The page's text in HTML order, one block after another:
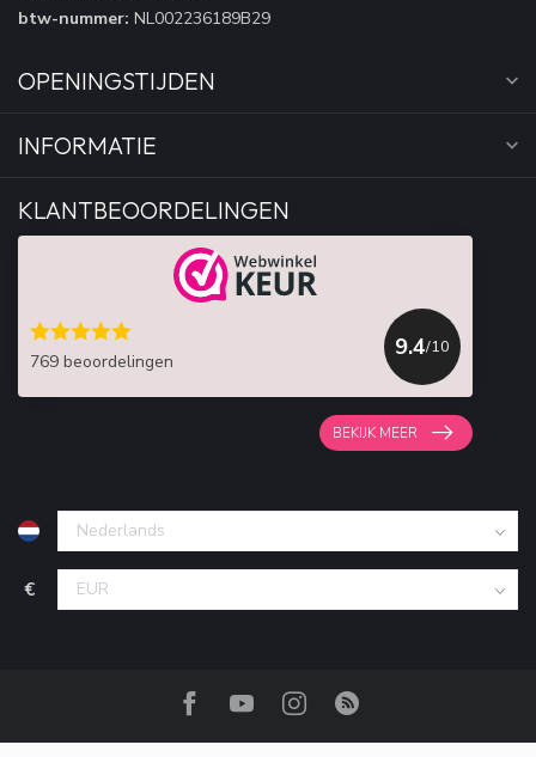
btw-nummer: NL002236189B29
OPENINGSTIJDEN
INFORMATIE
KLANTBEOORDELINGEN
769 beoordelingen
9.4/10
BEKIJK MEER
€